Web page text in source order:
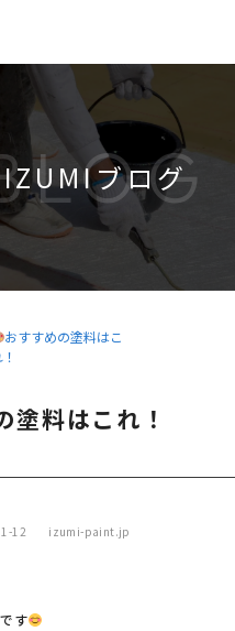
IZUMIブログ
おすすめの塗料はこ
塗料はこれ！
12 izumi-paint.jp
す